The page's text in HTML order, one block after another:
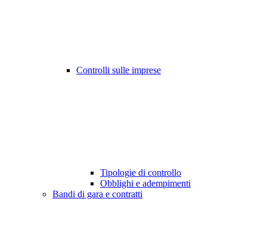
Controlli sulle imprese
Tipologie di controllo
Obblighi e adempimenti
Bandi di gara e contratti